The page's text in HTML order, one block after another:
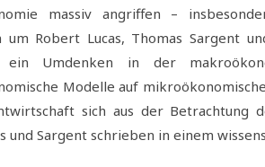
massiv angriffen –
um Robert Lucas, Thomas Sargent
Umdenken in der
Modelle auf
sich aus der Betrachtung
und Sargent schrieben in einem